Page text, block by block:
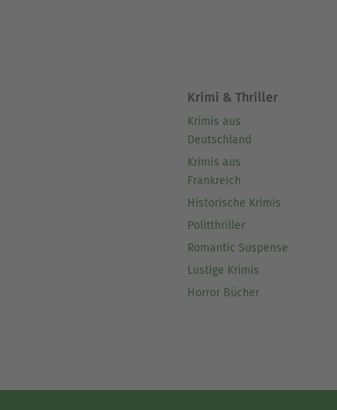
Krimi & Thriller
Krimis aus
Deutschland
Krimis aus
Frankreich
Historische Krimis
Politthriller
Romantic Suspense
Lustige Krimis
Horror Bücher